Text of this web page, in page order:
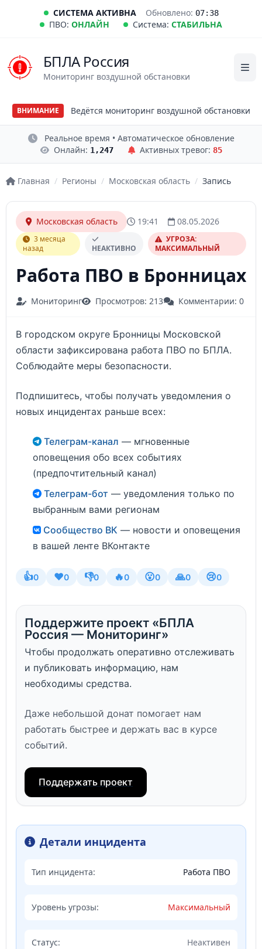
СИСТЕМА АКТИВНА Обновлено: 07:38
ПВО: ОНЛАЙН Система: СТАБИЛЬНА
БПЛА Россия
Мониторинг воздушной обстановки
ВНИМАНИЕ Ведётся мониторинг воздушной обстановки
Реальное время • Автоматическое обновление
Онлайн: 1,247 Активных тревог: 85
Главная / Регионы / Московская область / Запись
Московская область 19:41 08.05.2026
3 месяца
назад
НЕАКТИВНО
УГРОЗА:
МАКСИМАЛЬНЫЙ
Работа ПВО в Бронницах
Мониторинг Просмотров: 213 Комментарии: 0
В городском округе Бронницы Московской
области зафиксирована работа ПВО по БПЛА.
Соблюдайте меры безопасности.
Подпишитесь, чтобы получать уведомления о
новых инцидентах раньше всех:
Телеграм-канал — мгновенные
оповещения обо всех событиях
(предпочтительный канал)
Телеграм-бот — уведомления только по
выбранным вами регионам
Сообщество ВК — новости и оповещения
в вашей ленте ВКонтакте
👍0 ❤️0 👎0 🔥0 😮0 🙏0 😢0
Поддержите проект «БПЛА
Россия — Мониторинг»
Чтобы продолжать оперативно отслеживать
и публиковать информацию, нам
необходимы средства.
Даже небольшой донат помогает нам
работать быстрее и держать вас в курсе
событий.
Поддержать проект
Детали инцидента
Тип инцидента: Работа ПВО
Уровень угрозы: Максимальный
Статус: Неактивен